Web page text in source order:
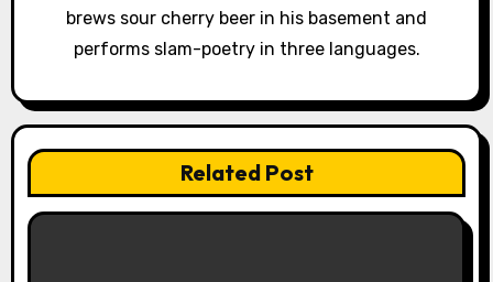
brews sour cherry beer in his basement and
performs slam-poetry in three languages.
Related Post